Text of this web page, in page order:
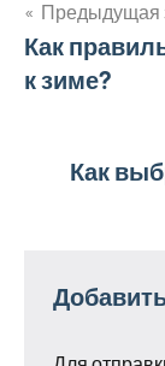
по
Предыдущая
Как
к зиме?
Как